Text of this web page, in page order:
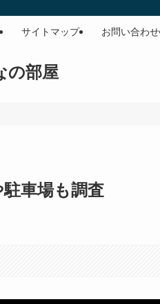
の部屋
サイトマップ お問い合わせ
車場も調査